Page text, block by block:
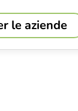
le aziende